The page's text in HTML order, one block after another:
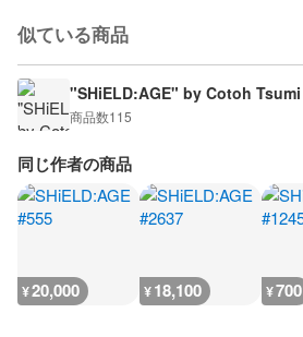
似ている商品
"SHiELD:AGE" by Cotoh Tsumi
商品数115
同じ作者の商品
¥20,000 ¥18,100 ¥700